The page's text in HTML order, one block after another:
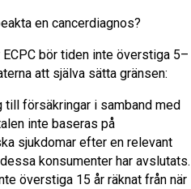
en cancerdiagnos?
bör tiden inte överstiga 5–
att själva sätta gränsen:
till försäkringar i samband med
inte baseras på
sjukdomar efter en relevant
konsumenter har avslutats.
överstiga 15 år räknat från när